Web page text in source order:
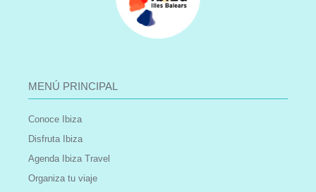
MENÚ PRINCIPAL
Conoce Ibiza
Disfruta Ibiza
Agenda Ibiza Travel
Organiza tu viaje